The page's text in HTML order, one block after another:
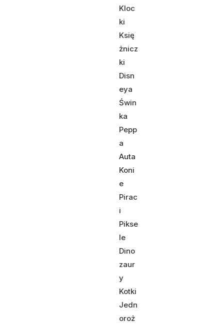
Kloc
ki
Księ
żnicz
ki
Disn
eya
Świn
ka
Pepp
a
Auta
Koni
e
Pirac
i
Pikse
le
Dino
zaur
y
Kotki
Jedn
oroż